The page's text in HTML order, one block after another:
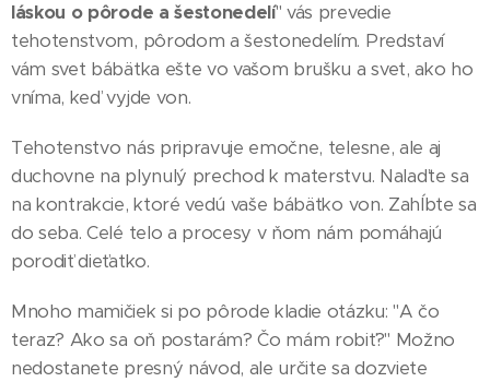
láskou o pôrode a šestonedelí" vás prevedie
tehotenstvom, pôrodom a šestonedelím. Predstaví
vám svet bábätka ešte vo vašom brušku a svet, ako ho
vníma, keď vyjde von.
Tehotenstvo nás pripravuje emočne, telesne, ale aj
duchovne na plynulý prechod k materstvu. Nalaďte sa
na kontrakcie, ktoré vedú vaše bábätko von. Zahĺbte sa
do seba. Celé telo a procesy v ňom nám pomáhajú
porodiť dieťatko.
Mnoho mamičiek si po pôrode kladie otázku: "A čo
teraz? Ako sa oň postarám? Čo mám robiť?" Možno
nedostanete presný návod, ale určite sa dozviete